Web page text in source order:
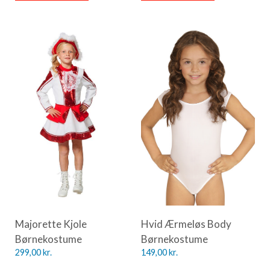
Majorette Kjole
Børnekostume
299,00kr.
Hvid Ærmeløs Body
Børnekostume
149,00kr.